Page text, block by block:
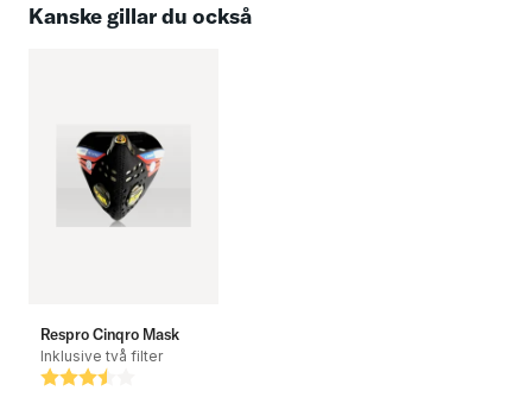
Kanske gillar du också
Respro Cinqro Mask
Inklusive två filter
Betyg:
3.4 utav 5 stjärnor